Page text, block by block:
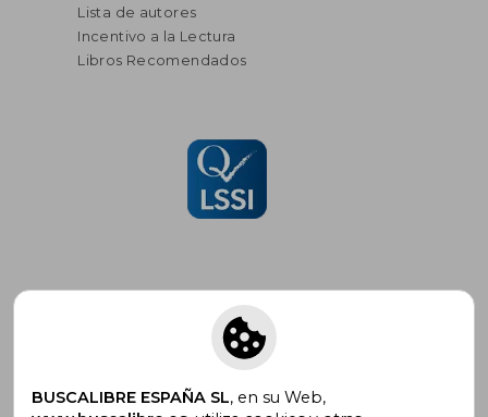
Lista de autores
Incentivo a la Lectura
Libros Recomendados
Suscríbete para recibir ofertas y
promociones
BUSCALIBRE ESPAÑA SL, en su Web,